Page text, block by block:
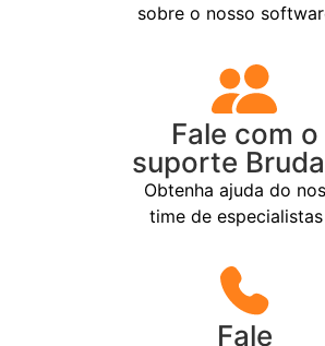
sobre o nosso
Fale com o
suporte
Obtenha ajuda do
time de
Fale